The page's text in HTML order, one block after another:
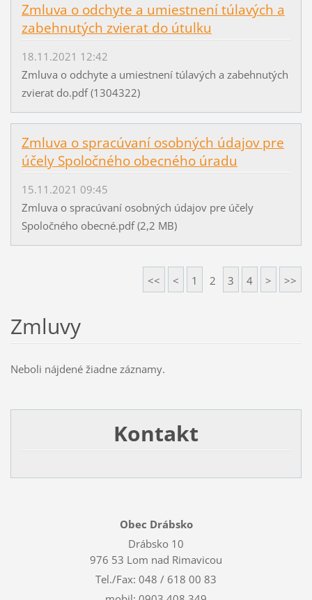
Zmluva o odchyte a umiestnení túlavých a
zabehnutých zvierat do útulku
18.11.2021 12:42
Zmluva o odchyte a umiestnení túlavých a zabehnutých
zvierat do.pdf (1304322)
Zmluva o spracúvaní osobných údajov pre
účely Spoločného obecného úradu
15.11.2021 09:45
Zmluva o spracúvaní osobných údajov pre účely
Spoločného obecné.pdf (2,2 MB)
<< < 1 2 3 4 > >>
Zmluvy
Neboli nájdené žiadne záznamy.
Kontakt
Obec Drábsko
Drábsko 10
976 53 Lom nad Rimavicou
Tel./Fax: 048 / 618 00 83